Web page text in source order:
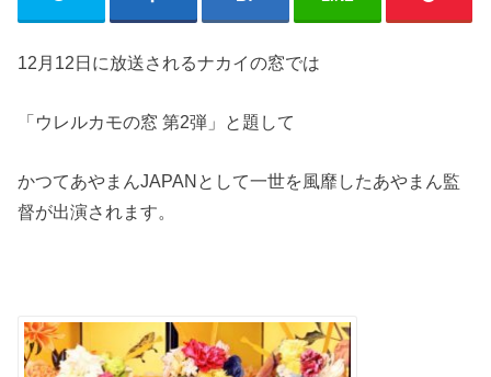
12 月 12日に放送されるナカイの窓では
「ウレルカモの窓 第2弾」と題して
かつてあやまんJAPANとして一世を風靡したあやまん監
督が出演されます。